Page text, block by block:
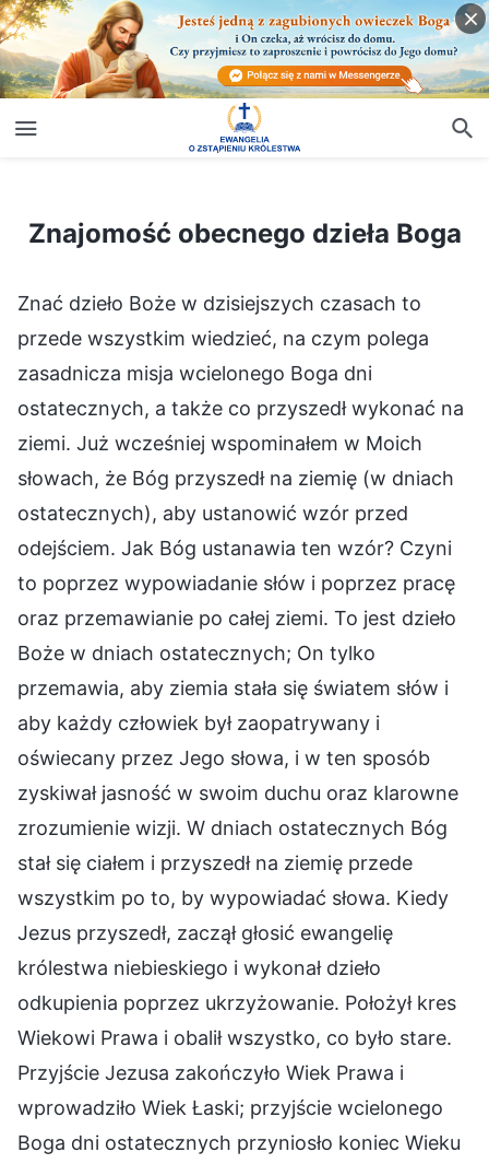
Znajomość obecnego dzieła Boga
Znajomość obecnego dzieła Boga
Znać dzieło Boże w dzisiejszych czasach to
przede wszystkim wiedzieć, na czym polega
zasadnicza misja wcielonego Boga dni
ostatecznych, a także co przyszedł wykonać na
ziemi. Już wcześniej wspominałem w Moich
słowach, że Bóg przyszedł na ziemię (w dniach
ostatecznych), aby ustanowić wzór przed
odejściem. Jak Bóg ustanawia ten wzór? Czyni
to poprzez wypowiadanie słów i poprzez pracę
oraz przemawianie po całej ziemi. To jest dzieło
Boże w dniach ostatecznych; On tylko
przemawia, aby ziemia stała się światem słów i
aby każdy człowiek był zaopatrywany i
oświecany przez Jego słowa, i w ten sposób
zyskiwał jasność w swoim duchu oraz klarowne
zrozumienie wizji. W dniach ostatecznych Bóg
stał się ciałem i przyszedł na ziemię przede
wszystkim po to, by wypowiadać słowa. Kiedy
Jezus przyszedł, zaczął głosić ewangelię
królestwa niebieskiego i wykonał dzieło
odkupienia poprzez ukrzyżowanie. Położył kres
Wiekowi Prawa i obalił wszystko, co było stare.
Przyjście Jezusa zakończyło Wiek Prawa i
wprowadziło Wiek Łaski; przyjście wcielonego
Boga dni ostatecznych przyniosło koniec Wieku